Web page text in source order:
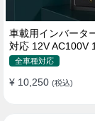
車載用インバータ
対応 12V AC100V
護 ディスプレイ付
全車種対応
¥ 10,250 (税込)